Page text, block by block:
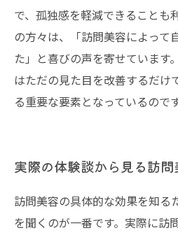
で、孤独感を軽減できることも
の方々は、「訪問美容によって
た」と喜びの声を寄せています
はただの見た目を改善するだけ
る重要な要素となっているのです
実際の体験談から見る訪
訪問美容の具体的な効果を知る
を聞くのが一番です。実際に訪